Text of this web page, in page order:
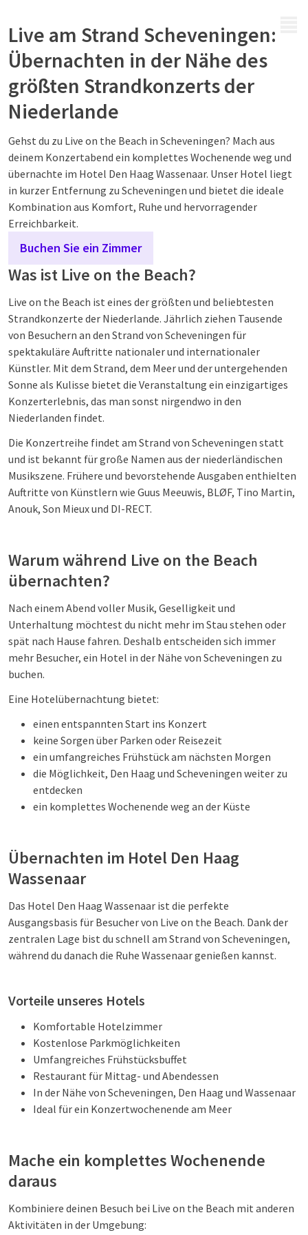
Live am Strand Scheveningen:
Übernachten in der Nähe des
größten Strandkonzerts der
Niederlande
Gehst du zu Live on the Beach in Scheveningen? Mach aus
deinem Konzertabend ein komplettes Wochenende weg und
übernachte im Hotel Den Haag Wassenaar. Unser Hotel liegt
in kurzer Entfernung zu Scheveningen und bietet die ideale
Kombination aus Komfort, Ruhe und hervorragender
Erreichbarkeit.
Buchen Sie ein Zimmer
Was ist Live on the Beach?
Live on the Beach ist eines der größten und beliebtesten
Strandkonzerte der Niederlande. Jährlich ziehen Tausende
von Besuchern an den Strand von Scheveningen für
spektakuläre Auftritte nationaler und internationaler
Künstler. Mit dem Strand, dem Meer und der untergehenden
Sonne als Kulisse bietet die Veranstaltung ein einzigartiges
Konzerterlebnis, das man sonst nirgendwo in den
Niederlanden findet.
Die Konzertreihe findet am Strand von Scheveningen statt
und ist bekannt für große Namen aus der niederländischen
Musikszene. Frühere und bevorstehende Ausgaben enthielten
Auftritte von Künstlern wie Guus Meeuwis, BLØF, Tino Martin,
Anouk, Son Mieux und DI-RECT.
Warum während Live on the Beach
übernachten?
Nach einem Abend voller Musik, Geselligkeit und
Unterhaltung möchtest du nicht mehr im Stau stehen oder
spät nach Hause fahren. Deshalb entscheiden sich immer
mehr Besucher, ein Hotel in der Nähe von Scheveningen zu
buchen.
Eine Hotelübernachtung bietet:
einen entspannten Start ins Konzert
keine Sorgen über Parken oder Reisezeit
ein umfangreiches Frühstück am nächsten Morgen
die Möglichkeit, Den Haag und Scheveningen weiter zu
entdecken
ein komplettes Wochenende weg an der Küste
Übernachten im Hotel Den Haag
Wassenaar
Das Hotel Den Haag Wassenaar ist die perfekte
Ausgangsbasis für Besucher von Live on the Beach. Dank der
zentralen Lage bist du schnell am Strand von Scheveningen,
während du danach die Ruhe Wassenaar genießen kannst.
Vorteile unseres Hotels
Komfortable Hotelzimmer
Kostenlose Parkmöglichkeiten
Umfangreiches Frühstücksbuffet
Restaurant für Mittag- und Abendessen
In der Nähe von Scheveningen, Den Haag und Wassenaar
Ideal für ein Konzertwochenende am Meer
Mache ein komplettes Wochenende
daraus
Kombiniere deinen Besuch bei Live on the Beach mit anderen
Aktivitäten in der Umgebung: